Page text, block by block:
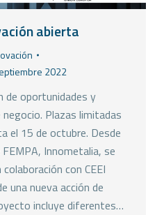
abierta
2022
de oportunidades y
Plazas limitadas
el 15 de octubre. Desde
Innometalia, se
con CEEI
una nueva acción de
incluye diferentes…